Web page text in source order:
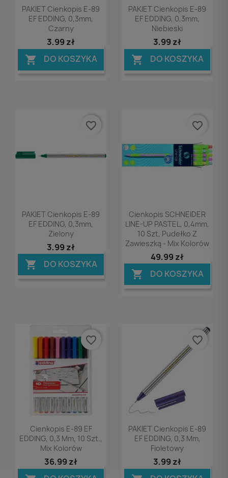
Podgląd
PAKIET Cienkopis E-89
EF EDDING, 0,3mm,
Czarny
3,99 zł
 DO KOSZYKA
Podgląd
PAKIET Cienkopis E-89
EF EDDING, 0,3mm,
Niebieski
3,99 zł
 DO KOSZYKA
Podgląd
PAKIET Cienkopis E-89
EF EDDING, 0,3mm,
Zielony
3,99 zł
 DO KOSZYKA
favorite_border
Podgląd
Cienkopis SCHNEIDER
LINE-UP PASTEL, 0,4mm,
10 Szt, Pudełko Z
Zawieszką - Mix Kolorów
49,99 zł
 DO KOSZYKA
favorite_border
Podgląd
Cienkopis E-89 EF
EDDING, 0,3 Mm, 10 Szt.,
Mix Kolorów
36,99 zł
favorite_border
Podgląd
PAKIET Cienkopis E-89
EF EDDING, 0,3 Mm,
Fioletowy
3,99 zł
favorite_border